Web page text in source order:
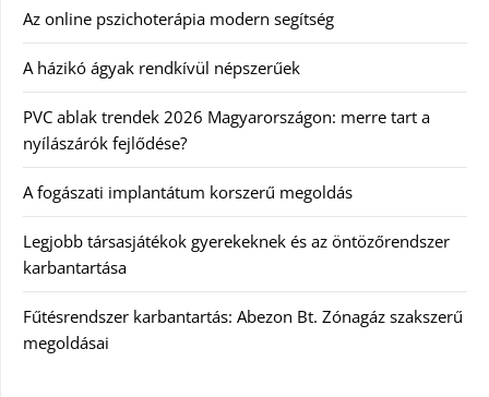
Az online pszichoterápia modern segítség
A házikó ágyak rendkívül népszerűek
PVC ablak trendek 2026 Magyarországon: merre tart a
nyílászárók fejlődése?
A fogászati implantátum korszerű megoldás
Legjobb társasjátékok gyerekeknek és az öntözőrendszer
karbantartása
Fűtésrendszer karbantartás: Abezon Bt. Zónagáz szakszerű
megoldásai